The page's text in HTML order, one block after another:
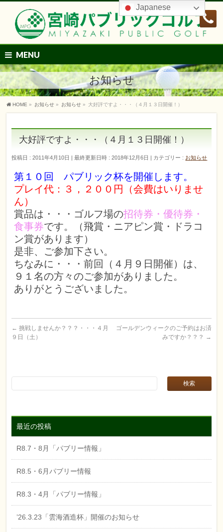
MENU
お知らせ
HOME » お知らせ » お知らせ » 大好評ですよ・・・（４月１３日開催！）
大好評ですよ・・・（４月１３日開催！）
投稿日 : 2011年4月10日 最終更新日時 : 2018年12月6日 カテゴリー : お知らせ
第１０回 パブリック杯を開催します。
プレイ代：３，２００円（会費はいりませ
ん）
賞品は・・・ゴルフ場の招待券・優待券・
食事券です。（飛賞・ニアピン賞・ドラコ
ン賞があります）
是非、ご参加下さい。
ちなみに・・・前回（４月９日開催）は、
９１名の方々のご参加がありました。
ありがとうございました。
← 挑戦しませんか？？？・・・４月
９日（土）
ゴールデンウィークのご予約はお済
みですか？？？ →
最近の投稿
R8.7・8月「パブリー情報」
R8.5・6月パブリー情報
R8.3・4月「パブリー情報」
’26.3.23「雲海酒造杯」開催のお知らせ
Japanese